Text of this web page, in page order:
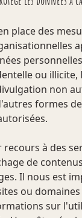
place des
ou illicite,
non
formes
recours à des
de
Il nous est
ou
sur